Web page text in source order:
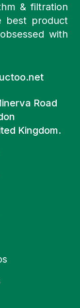
& filtration
best product
with
Road
Kingdom.